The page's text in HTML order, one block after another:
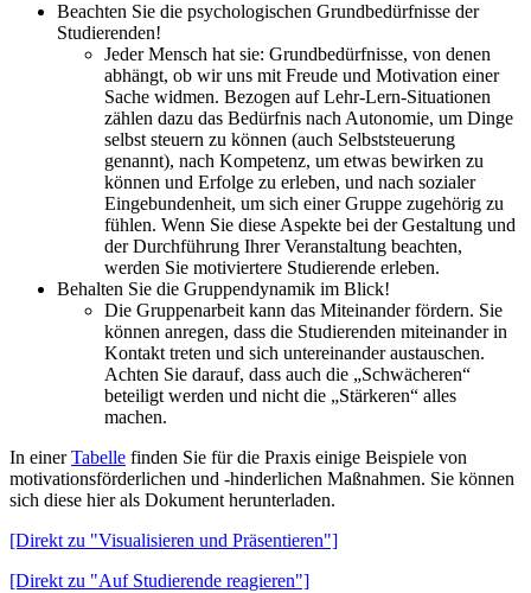
Beachten Sie die psychologischen Grundbedürfnisse der
Studierenden!
Jeder Mensch hat sie: Grundbedürfnisse, von denen
abhängt, ob wir uns mit Freude und Motivation einer
Sache widmen. Bezogen auf Lehr-Lern-Situationen
zählen dazu das Bedürfnis nach Autonomie, um Dinge
selbst steuern zu können (auch Selbststeuerung
genannt), nach Kompetenz, um etwas bewirken zu
können und Erfolge zu erleben, und nach sozialer
Eingebundenheit, um sich einer Gruppe zugehörig zu
fühlen. Wenn Sie diese Aspekte bei der Gestaltung und
der Durchführung Ihrer Veranstaltung beachten,
werden Sie motiviertere Studierende erleben.
Behalten Sie die Gruppendynamik im Blick!
Die Gruppenarbeit kann das Miteinander fördern. Sie
können anregen, dass die Studierenden miteinander in
Kontakt treten und sich untereinander austauschen.
Achten Sie darauf, dass auch die „Schwächeren“
beteiligt werden und nicht die „Stärkeren“ alles
machen.
In einerTabelle finden Sie für die Praxis einige Beispiele von
motivationsförderlichen und -hinderlichen Maßnahmen. Sie können
sich diese hier als Dokument herunterladen.
[Direkt zu "Visualisieren und Präsentieren"]
[Direkt zu "Auf Studierende reagieren"]